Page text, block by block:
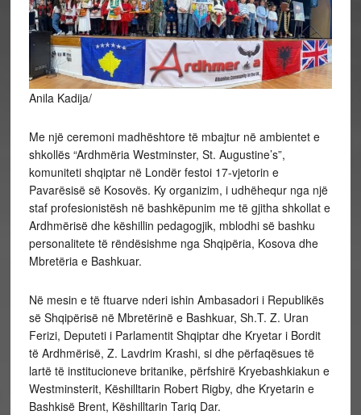
Anila Kadija/
Me një ceremoni madhështore të mbajtur në ambientet e
shkollës “Ardhmëria Westminster, St. Augustine’s”,
komuniteti shqiptar në Londër festoi 17-vjetorin e
Pavarësisë së Kosovës. Ky organizim, i udhëhequr nga një
staf profesionistësh në bashkëpunim me të gjitha shkollat e
Ardhmërisë dhe këshillin pedagogjik, mblodhi së bashku
personalitete të rëndësishme nga Shqipëria, Kosova dhe
Mbretëria e Bashkuar.
Në mesin e të ftuarve nderi ishin Ambasadori i Republikës
së Shqipërisë në Mbretërinë e Bashkuar, Sh.T. Z. Uran
Ferizi, Deputeti i Parlamentit Shqiptar dhe Kryetar i Bordit
të Ardhmërisë, Z. Lavdrim Krashi, si dhe përfaqësues të
lartë të institucioneve britanike, përfshirë Kryebashkiakun e
Westminsterit, Këshilltarin Robert Rigby, dhe Kryetarin e
Bashkisë Brent, Këshilltarin Tariq Dar.